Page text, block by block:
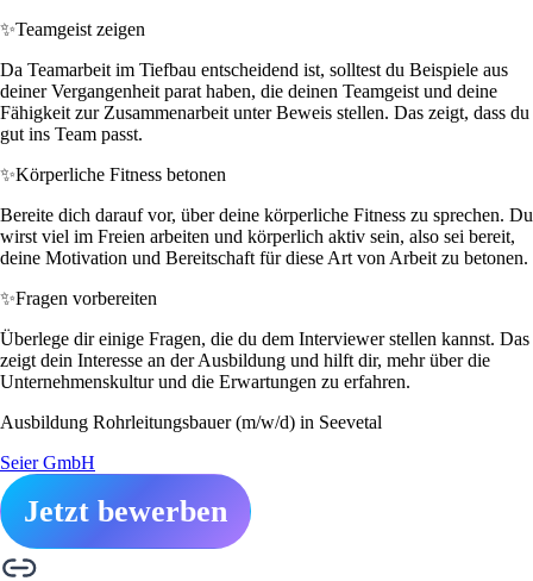
✨Teamgeist zeigen
Da Teamarbeit im Tiefbau entscheidend ist, solltest du Beispiele aus
deiner Vergangenheit parat haben, die deinen Teamgeist und deine
Fähigkeit zur Zusammenarbeit unter Beweis stellen. Das zeigt, dass du
gut ins Team passt.
✨Körperliche Fitness betonen
Bereite dich darauf vor, über deine körperliche Fitness zu sprechen. Du
wirst viel im Freien arbeiten und körperlich aktiv sein, also sei bereit,
deine Motivation und Bereitschaft für diese Art von Arbeit zu betonen.
✨Fragen vorbereiten
Überlege dir einige Fragen, die du dem Interviewer stellen kannst. Das
zeigt dein Interesse an der Ausbildung und hilft dir, mehr über die
Unternehmenskultur und die Erwartungen zu erfahren.
Ausbildung Rohrleitungsbauer (m/w/d) in Seevetal
Seier GmbH
Jetzt bewerben